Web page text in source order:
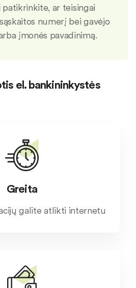
ar teisingai
numerį bei gavėjo
įmonės pavadinimą.
el. bankininkystės
Greita
galite atlikti internetu